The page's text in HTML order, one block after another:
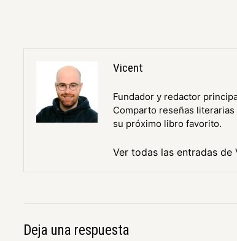
Vicent
Fundador y redactor
Comparto reseñas
su próximo libro favorito.
Ver todas las entradas
Deja una respuesta